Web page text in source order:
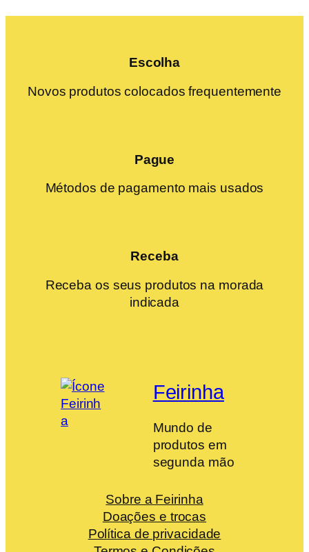
Escolha
Novos produtos colocados frequentemente
Pague
Métodos de pagamento mais usados
Receba
Receba os seus produtos na morada
indicada
Feirinha
Mundo de
produtos em
segunda mão
Sobre a Feirinha
Doações e trocas
Política de privacidade